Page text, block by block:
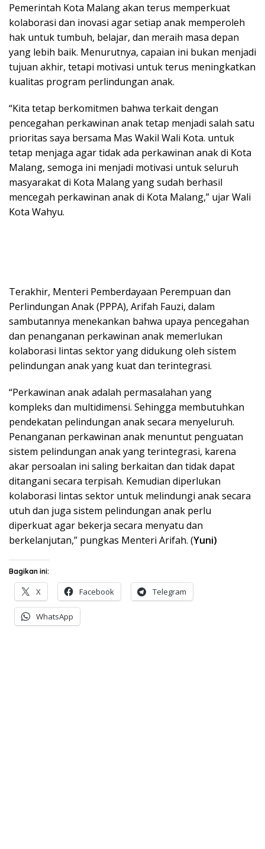
Pemerintah Kota Malang akan terus memperkuat
kolaborasi dan inovasi agar setiap anak memperoleh
hak untuk tumbuh, belajar, dan meraih masa depan
yang lebih baik. Menurutnya, capaian ini bukan menjadi
tujuan akhir, tetapi motivasi untuk terus meningkatkan
kualitas program perlindungan anak.
“Kita tetap berkomitmen bahwa terkait dengan
pencegahan perkawinan anak tetap menjadi salah satu
prioritas saya bersama Mas Wakil Wali Kota. untuk
tetap menjaga agar tidak ada perkawinan anak di Kota
Malang, semoga ini menjadi motivasi untuk seluruh
masyarakat di Kota Malang yang sudah berhasil
mencegah perkawinan anak di Kota Malang,” ujar Wali
Kota Wahyu.
Terakhir, Menteri Pemberdayaan Perempuan dan
Perlindungan Anak (PPPA), Arifah Fauzi, dalam
sambutannya menekankan bahwa upaya pencegahan
dan penanganan perkawinan anak memerlukan
kolaborasi lintas sektor yang didukung oleh sistem
pelindungan anak yang kuat dan terintegrasi.
“Perkawinan anak adalah permasalahan yang
kompleks dan multidimensi. Sehingga membutuhkan
pendekatan pelindungan anak secara menyeluruh.
Penanganan perkawinan anak menuntut penguatan
sistem pelindungan anak yang terintegrasi, karena
akar persoalan ini saling berkaitan dan tidak dapat
ditangani secara terpisah. Kemudian diperlukan
kolaborasi lintas sektor untuk melindungi anak secara
utuh dan juga sistem pelindungan anak perlu
diperkuat agar bekerja secara menyatu dan
berkelanjutan,” pungkas Menteri Arifah. (Yuni)
Bagikan ini:
X Facebook Telegram
WhatsApp